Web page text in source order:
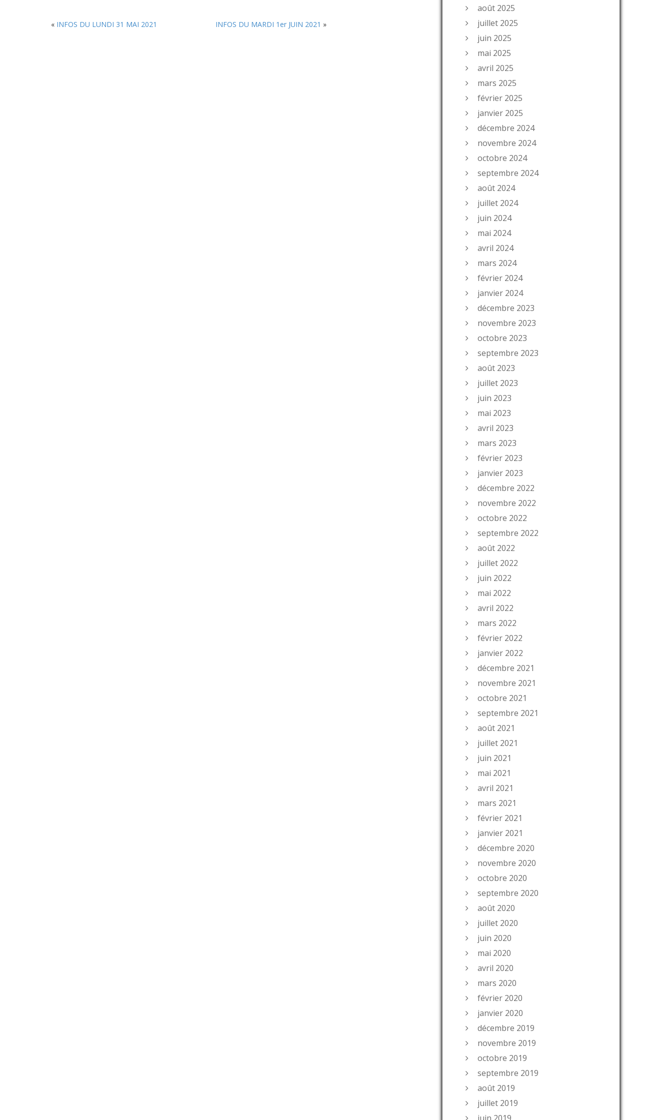
« INFOS DU LUNDI 31 MAI 2021 INFOS DU MARDI 1er JUIN 2021 »
août 2025
juillet 2025
juin 2025
mai 2025
avril 2025
mars 2025
février 2025
janvier 2025
décembre 2024
novembre 2024
octobre 2024
septembre 2024
août 2024
juillet 2024
juin 2024
mai 2024
avril 2024
mars 2024
février 2024
janvier 2024
décembre 2023
novembre 2023
octobre 2023
septembre 2023
août 2023
juillet 2023
juin 2023
mai 2023
avril 2023
mars 2023
février 2023
janvier 2023
décembre 2022
novembre 2022
octobre 2022
septembre 2022
août 2022
juillet 2022
juin 2022
mai 2022
avril 2022
mars 2022
février 2022
janvier 2022
décembre 2021
novembre 2021
octobre 2021
septembre 2021
août 2021
juillet 2021
juin 2021
mai 2021
avril 2021
mars 2021
février 2021
janvier 2021
décembre 2020
novembre 2020
octobre 2020
septembre 2020
août 2020
juillet 2020
juin 2020
mai 2020
avril 2020
mars 2020
février 2020
janvier 2020
décembre 2019
novembre 2019
octobre 2019
septembre 2019
août 2019
juillet 2019